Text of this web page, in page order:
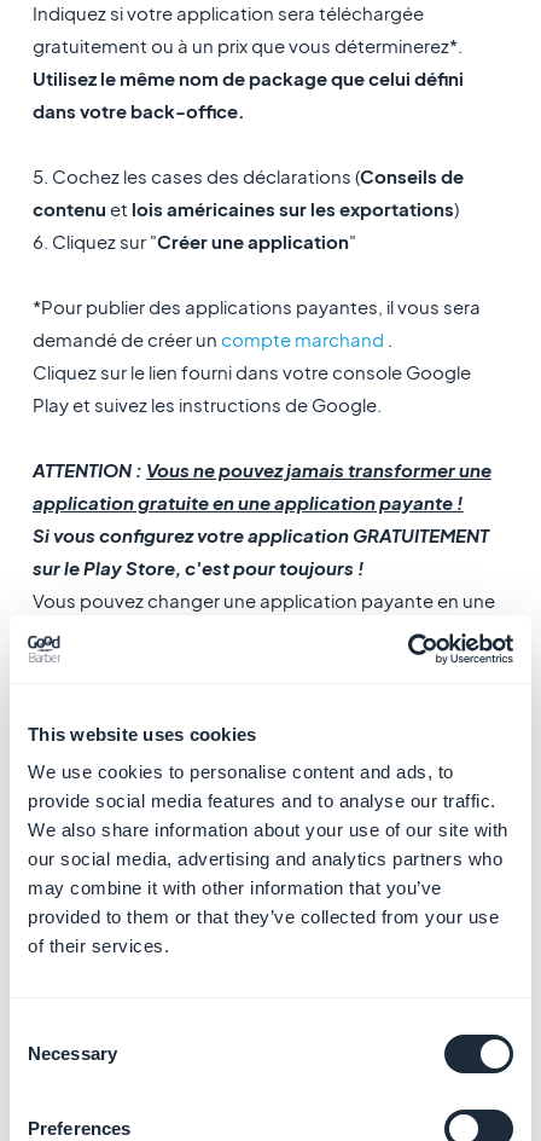
This website uses cookies
We use cookies to personalise content and ads, to
provide social media features and to analyse our traffic.
We also share information about your use of our site with
our social media, advertising and analytics partners who
may combine it with other information that you’ve
provided to them or that they’ve collected from your use
of their services.
Selection
Necessary
Preferences
Indiquez si votre application sera téléchargée
gratuitement ou à un prix que vous déterminerez*.
Utilisez le même nom de package que celui défini
dans votre back-office.
5. Cochez les cases des déclarations (Conseils de
contenu et lois américaines sur les exportations)
6. Cliquez sur "Créer une application"
*Pour publier des applications payantes, il vous sera
demandé de créer un compte marchand
Cliquez sur le lien fourni dans votre console Google
Play et suivez les instructions de Google.
ATTENTION : ​ Vous ne pouvez jamais transformer une
application gratuite en une application payante !
Si vous configurez votre application GRATUITEMENT
sur le Play Store, c'est pour toujours !
Vous pouvez changer une application payante en une
application gratuite - mais une fois qu'elle est changée
en "gratuite", elle ne peut plus jamais être redéfinie en
9. Empreinte du
certificat SHA-1
1. Accédez au menuProtégé avec Play> Signature
d'application(ou cliquez sur la flèche à côté de
Protection Play Storepuis cliquez surGérer la
signature d'application Play ).
-Ancienne interface :
côté deEmpreinte du certificat SHA-1